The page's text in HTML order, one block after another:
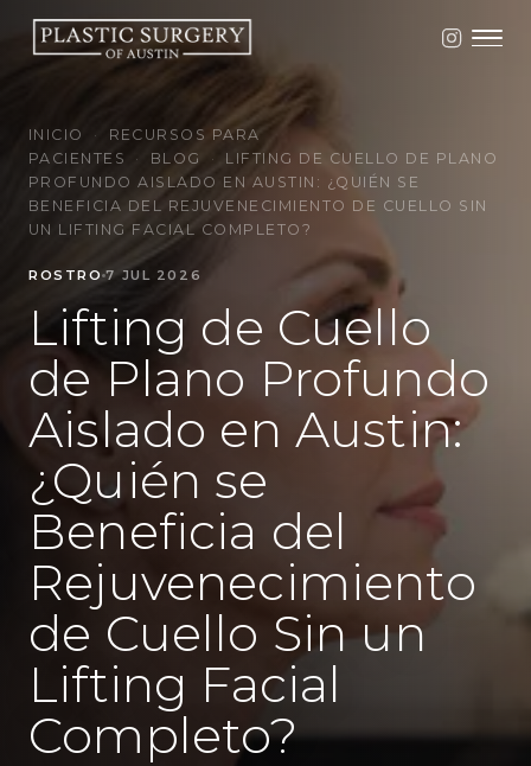
INICIO ·
RECURSOS PARA
PACIENTES
· BLOG ·
LIFTING DE CUELLO DE PLANO
PROFUNDO AISLADO EN AUSTIN: ¿QUIÉN SE
BENEFICIA DEL REJUVENECIMIENTO DE CUELLO SIN
UN LIFTING FACIAL COMPLETO?
ROSTRO 7 JUL 2026
Lifting de Cuello
de Plano Profundo
Aislado en Austin:
¿Quién se
Beneficia del
Rejuvenecimiento
de Cuello Sin un
Lifting Facial
Completo?